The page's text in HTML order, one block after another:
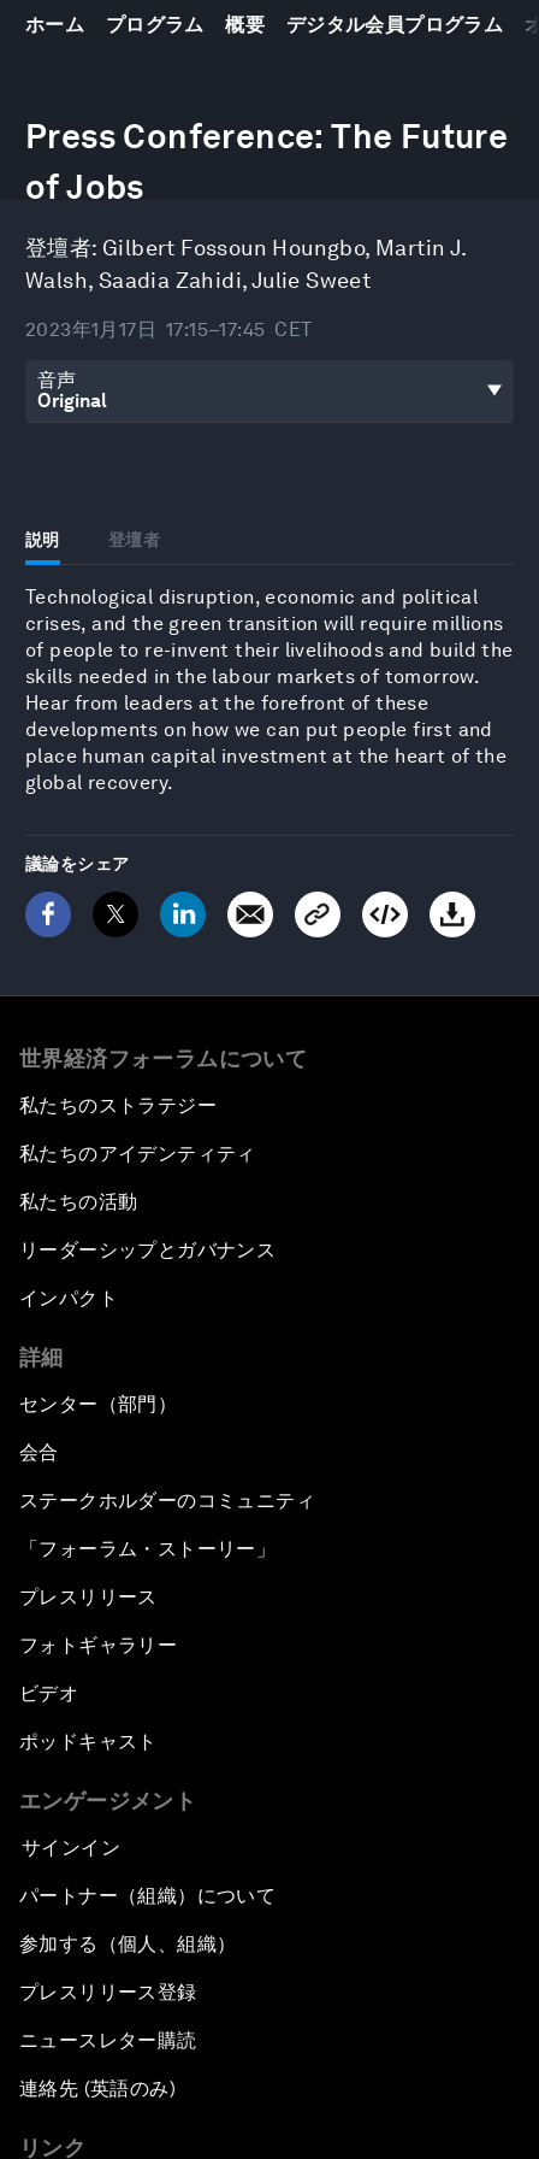
ホーム プログラム 概要 デジタル会員プログラム
Press Conference: The Future
of Jobs
登壇者: Gilbert Fossoun Houngbo, Martin J.
Walsh, Saadia Zahidi,Julie Sweet
2023年1月17日 17:15–17:45 CET
音声
説明 登壇者
Technological disruption, economic and political
crises, and the green transition will require millions
of people to re-invent their livelihoods and build the
skills needed in the labour markets of tomorrow.
Hear from leaders at the forefront of these
developments on how we can put people first and
place human capital investment at the heart of the
global recovery.
議論をシェア
of
minutes,
7
世界経済フォーラムについて
私たちのストラテジー
私たちのアイデンティティ
私たちの活動
リーダーシップとガバナンス
インパクト
詳細
センター（部門）
会合
ステークホルダーのコミュニティ
「フォーラム・ストーリー」
プレスリリース
フォトギャラリー
ビデオ
ポッドキャスト
エンゲージメント
サインイン
パートナー（組織）について
参加する（個人、組織）
プレスリリース登録
ニュースレター購読
連絡先 (英語のみ)
リンク